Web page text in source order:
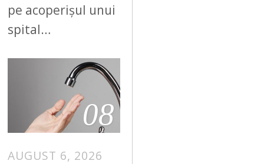
pe acoperișul unui
spital…
08
AUGUST 6, 2026